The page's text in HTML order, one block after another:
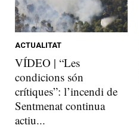
ACTUALITAT
VÍDEO | “Les
condicions són
crítiques”: l’incendi de
Sentmenat continua
actiu...